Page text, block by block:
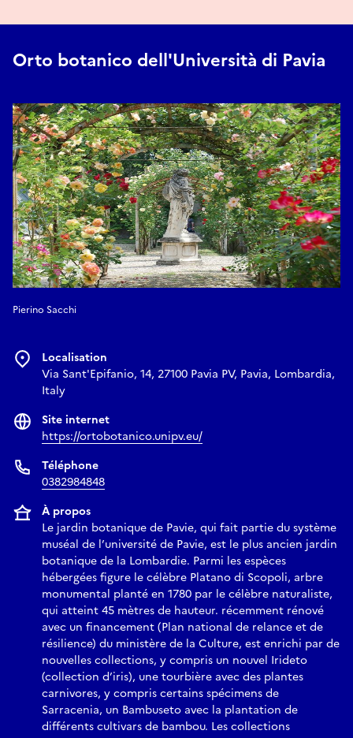
Orto botanico dell'Università di Pavia
Pierino Sacchi
Localisation
Via Sant'Epifanio, 14, 27100 Pavia PV, Pavia, Lombardia,
Italy
Site internet
https://ortobotanico.unipv.eu/
Téléphone
0382984848
À propos
Le jardin botanique de Pavie, qui fait partie du système
muséal de l’université de Pavie, est le plus ancien jardin
botanique de la Lombardie. Parmi les espèces
hébergées figure le célèbre Platano di Scopoli, arbre
monumental planté en 1780 par le célèbre naturaliste,
qui atteint 45 mètres de hauteur. récemment rénové
avec un financement (Plan national de relance et de
résilience) du ministère de la Culture, est enrichi par de
nouvelles collections, y compris un nouvel Irideto
(collection d’iris), une tourbière avec des plantes
carnivores, y compris certains spécimens de
Sarracenia, un Bambuseto avec la plantation de
différents cultivars de bambou. Les collections